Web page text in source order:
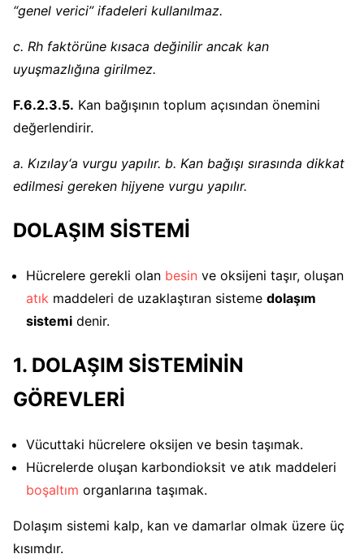
“genel verici” ifadeleri kullanılmaz.
c. Rh faktörüne kısaca değinilir ancak kan
uyuşmazlığına girilmez.
F.6.2.3.5. Kan bağışının toplum açısından önemini
değerlendirir.
a. Kızılay‘a vurgu yapılır. b. Kan bağışı sırasında dikkat
edilmesi gereken hijyene vurgu yapılır.
DOLAŞIM SİSTEMİ
Hücrelere gerekli olan besin ve oksijeni taşır, oluşan
atık maddeleri de uzaklaştıran sisteme dolaşım
sistemi denir.
1. DOLAŞIM SİSTEMİNİN
GÖREVLERİ
Vücuttaki hücrelere oksijen ve besin taşımak.
Hücrelerde oluşan karbondioksit ve atık maddeleri
boşaltım organlarına taşımak.
Dolaşım sistemi kalp, kan ve damarlar olmak üzere üç
kısımdır.